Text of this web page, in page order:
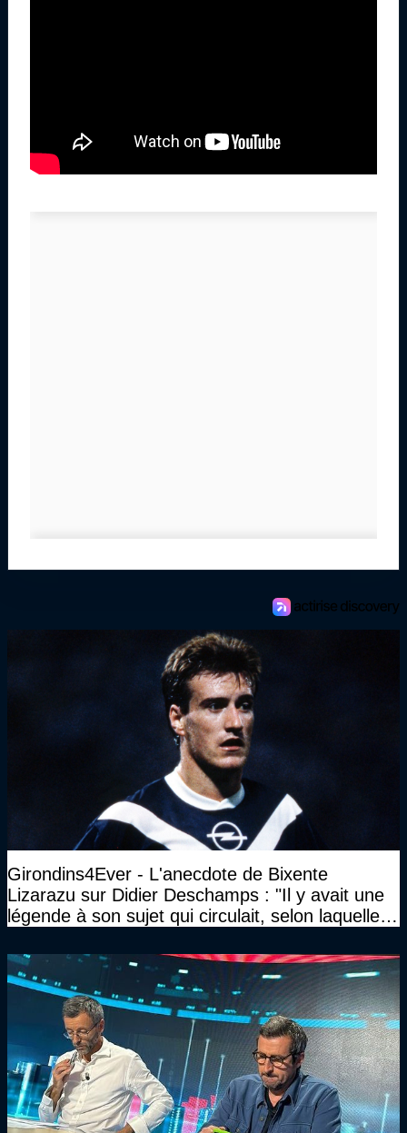
Girondins4Ever - L'anecdote de Bixente
Lizarazu sur Didier Deschamps : "Il y avait une
légende à son sujet qui circulait, selon laquelle il